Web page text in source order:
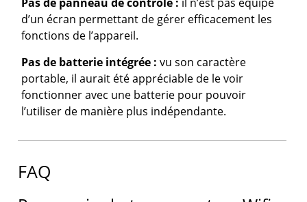
d’un écran permettant de gérer efficacement les
fonctions de l’appareil.
Pas de batterie intégrée : vu son caractère
portable, il aurait été appréciable de le voir
fonctionner avec une batterie pour pouvoir
l’utiliser de manière plus indépendante.
FAQ